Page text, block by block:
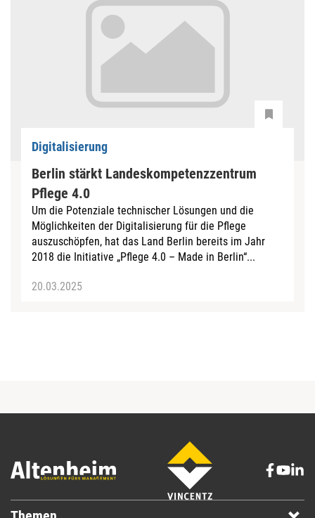
Digitalisierung
Berlin stärkt Landeskompetenzzentrum
Pflege 4.0
Um die Potenziale technischer Lösungen und die
Möglichkeiten der Digitalisierung für die Pflege
auszuschöpfen, hat das Land Berlin bereits im Jahr
2018 die Initiative „Pflege 4.0 – Made in Berlin“...
20.03.2025